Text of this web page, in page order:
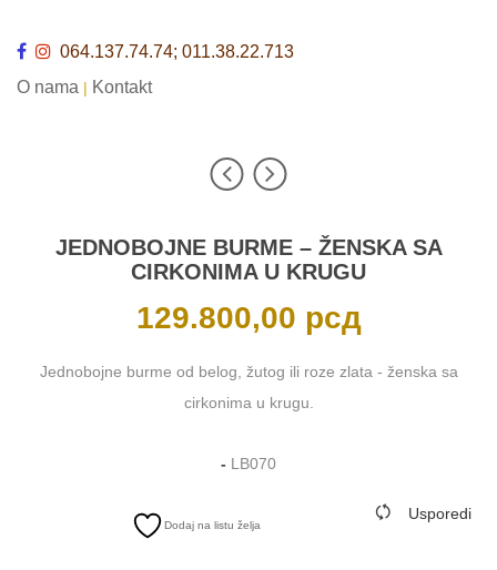
064.137.74.74; 011.38.22.713
O nama | Kontakt
JEDNOBOJNE BURME – ŽENSKA SA
CIRKONIMA U KRUGU
129.800,00 рсд
Jednobojne burme od belog, žutog ili roze zlata - ženska sa
cirkonima u krugu.
- LB070
Dodaj na listu želja
Usporedi